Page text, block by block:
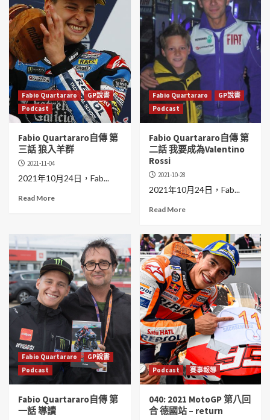
Fabio Quartararo
GP說書
Podcast
Fabio Quartararo自傳 第
三話 狼入羊群
2021-11-04
2021年10月24日，Fab...
Read More
Fabio Quartararo
GP說書
Podcast
Fabio Quartararo自傳 第
二話 我要成為Valentino
Rossi
2021-10-28
2021年10月24日，Fab...
Read More
Fabio Quartararo
GP說書
Podcast
Fabio Quartararo自傳 第
一話 導讀
Podcast 賽事報導
040: 2021 MotoGP 第八回
合 德國站 – return